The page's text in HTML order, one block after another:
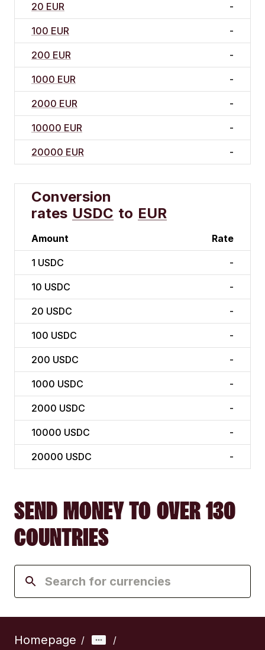
20 EUR -
100 EUR -
200 EUR -
1000 EUR -
2000 EUR -
10000 EUR -
20000 EUR -
Conversion
rates USDC to EUR
Amount Rate
1 USDC -
10 USDC -
20 USDC -
100 USDC -
200 USDC -
1000 USDC -
2000 USDC -
10000 USDC -
20000 USDC -
SEND MONEY TO OVER 130
COUNTRIES
Homepage / /